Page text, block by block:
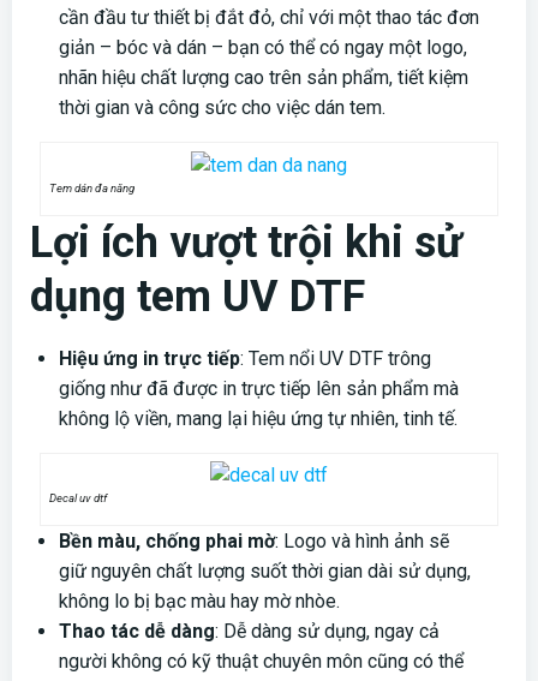
cần đầu tư thiết bị đắt đỏ, chỉ với một thao tác đơn
giản – bóc và dán – bạn có thể có ngay một logo,
nhãn hiệu chất lượng cao trên sản phẩm, tiết kiệm
thời gian và công sức cho việc dán tem.
Tem dán đa năng
Lợi ích vượt trội khi sử
dụng tem UV DTF
Hiệu ứng in trực tiếp: Tem nổi UV DTF trông
giống như đã được in trực tiếp lên sản phẩm mà
không lộ viền, mang lại hiệu ứng tự nhiên, tinh tế.
Decal uv dtf
Bền màu, chống phai mờ: Logo và hình ảnh sẽ
giữ nguyên chất lượng suốt thời gian dài sử dụng,
không lo bị bạc màu hay mờ nhòe.
Thao tác dễ dàng: Dễ dàng sử dụng, ngay cả
người không có kỹ thuật chuyên môn cũng có thể